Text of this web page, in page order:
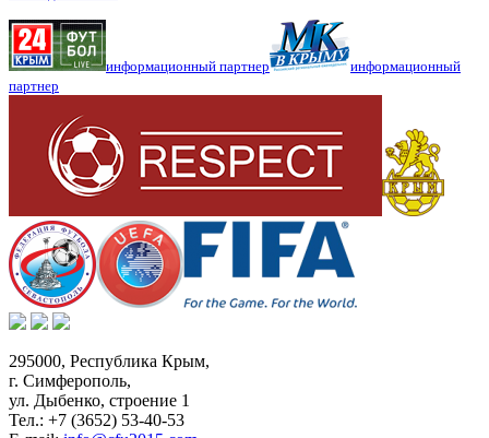
информационный партнер
информационный
партнер
295000, Республика Крым,
г. Симферополь,
ул. Дыбенко, строение 1
Тел.: +7 (3652) 53-40-53